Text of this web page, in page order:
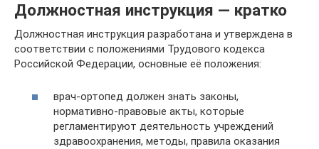
Должностная инструкция — кратко
Должностная инструкция разработана и утверждена в
соответствии с положениями Трудового кодекса
Российской Федерации, основные её положения:
врач-ортопед должен знать законы,
нормативно-правовые акты, которые
регламентируют деятельность учреждений
здравоохранения, методы, правила оказания